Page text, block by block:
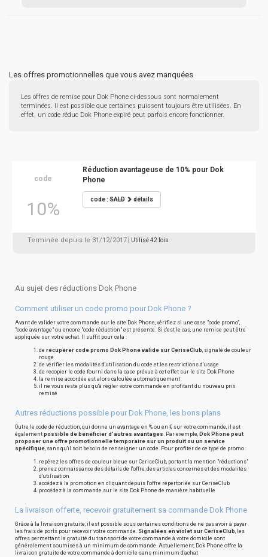
Les offres promotionnelles que vous avez manquées
Les offres de remise pour Dok Phone ci-dessous sont normalement
terminées. Il est possible que certaines puissent toujours être utilisées. En
effet, un code réduc Dok Phone expiré peut parfois encore fonctionner.
code
10%
Réduction avantageuse de 10% pour Dok
Phone
code :SALD détails
Terminée depuis le 31/12/2017 | Utilisé 42 fois
Au sujet des réductions Dok Phone
Comment utiliser un code promo pour Dok Phone ?
Avant de valider votre commande sur le site Dok Phone, vérifiez si une case "code promo",
"code avantage" ou encore "code réduction" est présente. Si c'est le cas, une remise peut être
appliquée sur votre achat. Il suffit pour cela :
de récupérer code promo Dok Phone valide sur CeriseClub, signalé de couleur
rouge
de vérifier les modalités d'utilisation du code et les restrictions d'usage
de recopier le code fourni dans la case prévue à cet effet sur le site Dok Phone
la remise accordée est alors calculée automatiquement
il ne vous reste plus qu'à régler votre commande en profitant du nouveau prix
remisé
Autres réductions possible pour Dok Phone, les bons plans
Outre le code de réduction, qui donne un avantage en % ou en € sur votre commande, il est
également possible de bénéficier d'autres avantages. Par exemple, Dok Phone peut
proposer une offre promotionnelle temporaire sur un produit ou un service
spécifique, sans qu'il soit besoin de renseigner un code. Pour profiter de ce type de promo :
repérez les offres de couleur bleue sur CeriseClub, portant la mention "réductions"
prenez connaissance des détails de l'offre, des articles concernés et des modalités
d'utilisation
accédez à la promotion en cliquant depuis l'offre répertoriée sur CeriseClub
procédez à la commande sur le site Dok Phone de manière habituelle
La livraison offerte, recevoir gratuitement sa commande Dok Phone
Grâce à la livraison gratuite, il est possible sous certaines conditions de ne pas avoir à payer
les frais de ports pour recevoir votre commande. Signalées en violet sur CeriseClub, les
offres permettant la gratuité du transport de votre commande à votre domicile sont
généralement soumises à un minimum de commande. Actuellement, Dok Phone offre la
livraison gratuite de votre commande à domicile sans minimum d'achat